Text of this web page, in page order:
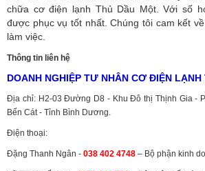
chữa cơ điện lạnh Thủ Dầu Một. Với số
được phục vụ tốt nhất. Chúng tôi cam kết
làm việc.
Thông tin liên hệ
DOANH NGHIỆP TƯ NHÂN CƠ ĐIỆN LẠNH
Địa chỉ: H2-03 Đường D8 - Khu Đô thị Thịnh Gia -
Bến Cát - Tỉnh Bình Dương.
Điện thoại:
Đặng Thanh Ngân - 038 402 4748 – Bộ phận kinh